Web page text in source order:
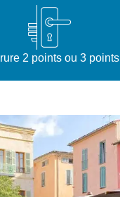
2 points ou 3 points